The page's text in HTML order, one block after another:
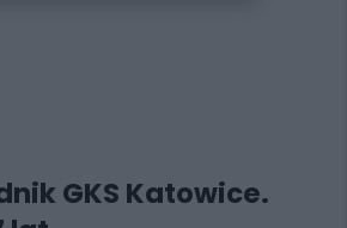
GKS Katowice.